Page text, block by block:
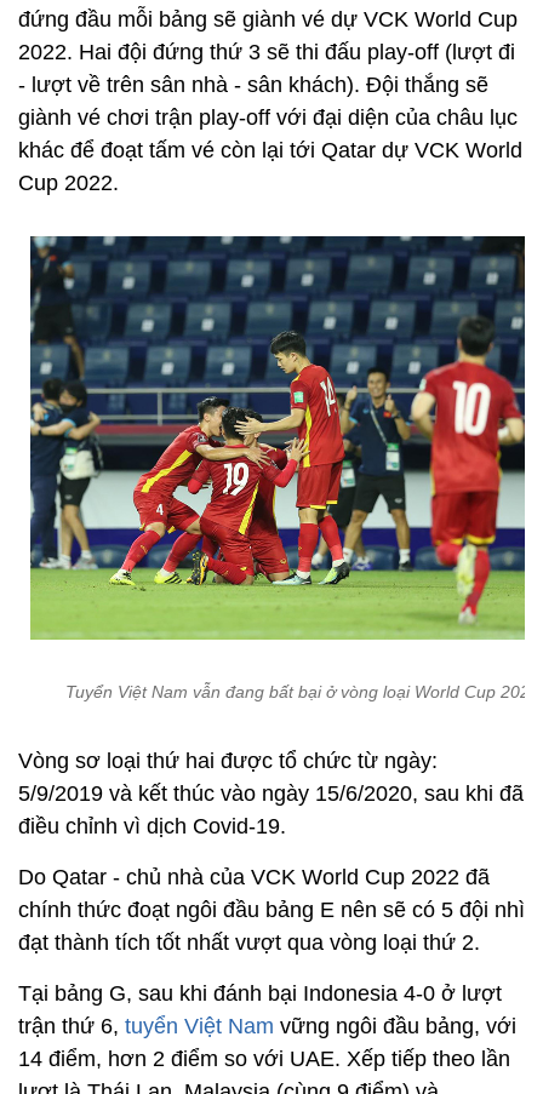
đứng đầu mỗi bảng sẽ giành vé dự VCK World Cup
2022. Hai đội đứng thứ 3 sẽ thi đấu play-off (lượt đi
- lượt về trên sân nhà - sân khách). Đội thắng sẽ
giành vé chơi trận play-off với đại diện của châu lục
khác để đoạt tấm vé còn lại tới Qatar dự VCK World
Cup 2022.
Tuyển Việt Nam vẫn đang bất bại ở vòng loại World Cup 2022
Vòng sơ loại thứ hai được tổ chức từ ngày:
5/9/2019 và kết thúc vào ngày 15/6/2020, sau khi đã
điều chỉnh vì dịch Covid-19.
Do Qatar - chủ nhà của VCK World Cup 2022 đã
chính thức đoạt ngôi đầu bảng E nên sẽ có 5 đội nhì
đạt thành tích tốt nhất vượt qua vòng loại thứ 2.
Tại bảng G, sau khi đánh bại Indonesia 4-0 ở lượt
trận thứ 6, tuyển Việt Nam vững ngôi đầu bảng, với
14 điểm, hơn 2 điểm so với UAE. Xếp tiếp theo lần